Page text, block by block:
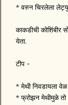
* वरुन चिरलेला
काकडीची
येता.
टीप -
* मेथी निवडायला वेळ
* फ्रोझन मेथीमुळे तो